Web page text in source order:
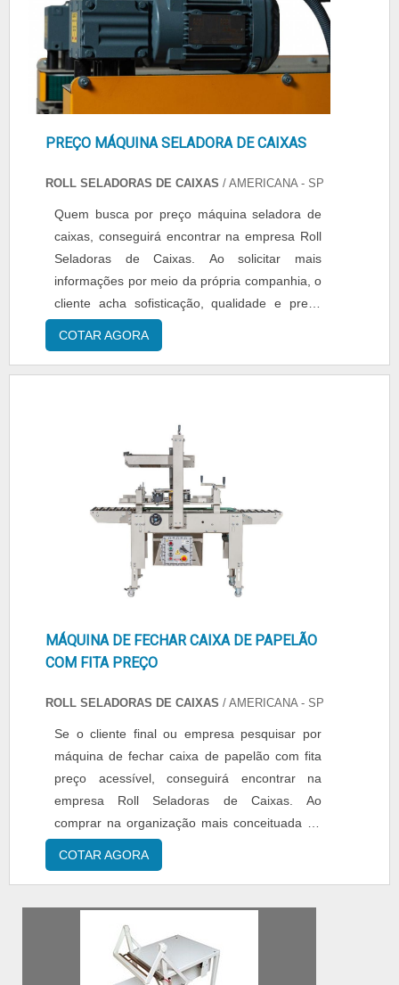
PREÇO MÁQUINA SELADORA DE CAIXAS
ROLL SELADORAS DE CAIXAS / AMERICANA - SP
Quem busca por preço máquina seladora de
caixas, conseguirá encontrar na empresa Roll
Seladoras de Caixas. Ao solicitar mais
informações por meio da própria companhia, o
cliente acha sofisticação, qualidade e preço
justo em um só lugar.Quando a questão é
preço máquina seladora de caixas, com a
final.ALGUNS DETALHES SOBRE PREÇO ...
COTAR AGORA
MÁQUINA DE FECHAR CAIXA DE PAPELÃO
COM FITA PREÇO
ROLL SELADORAS DE CAIXAS / AMERICANA - SP
Se o cliente final ou empresa pesquisar por
máquina de fechar caixa de papelão com fita
preço acessível, conseguirá encontrar na
empresa Roll Seladoras de Caixas. Ao
comprar na organização mais conceituada do
ramo, o cliente conta com o melhor em
qualidade e custo-benefício.MAIS SOBRE
COM FITA PREÇO JUSTO Quem pesquisa na
internet por máquina de fechar caixa de
papelão com fita preço acessível em uma e...
COTAR AGORA